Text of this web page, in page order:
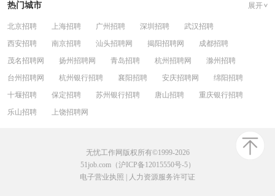
热门城市 展开
北京招聘 上海招聘 广州招聘 深圳招聘
武汉招聘
西安招聘
南京招聘 汕头招聘网 揭阳招聘网
成都招聘
茂名招聘网
扬州招聘网 青岛招聘 杭州招聘网
滁州招聘
台州招聘网
杭州银行招聘 襄阳招聘 安庆招聘网
绵阳招聘
十堰招聘
保定招聘 苏州银行招聘 唐山招聘
重庆银行招聘
乐山招聘
上饶招聘网
无忧工作网版权所有©1999-2026
51job.com（沪ICP备12015550号-5）
电子营业执照
人力资源服务许可证